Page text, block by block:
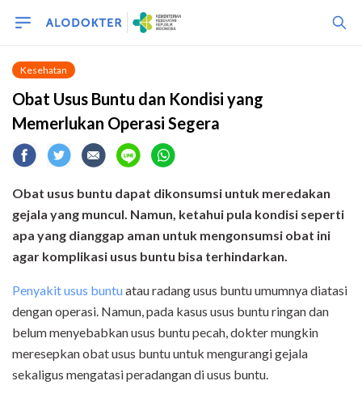
Kesehatan
Obat Usus Buntu dan Kondisi yang
Memerlukan Operasi Segera
Obat usus buntu dapat dikonsumsi untuk meredakan
gejala yang muncul. Namun, ketahui pula kondisi seperti
apa yang dianggap aman untuk mengonsumsi obat ini
agar komplikasi usus buntu bisa terhindarkan.
Penyakit usus buntuatau radang usus buntu umumnya diatasi
dengan operasi. Namun, pada kasus usus buntu ringan dan
belum menyebabkan usus buntu pecah, dokter mungkin
meresepkan obat usus buntu untuk mengurangi gejala
sekaligus mengatasi peradangan di usus buntu.